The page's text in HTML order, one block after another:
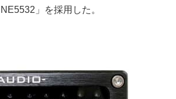
」を採用した。